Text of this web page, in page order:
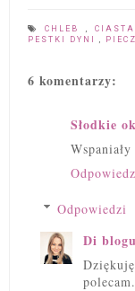
CHLEB
PESTKI DYNI
6 komentarzy:
Słodkie
Odpowiedz
Odpowiedzi
Di
polecam.